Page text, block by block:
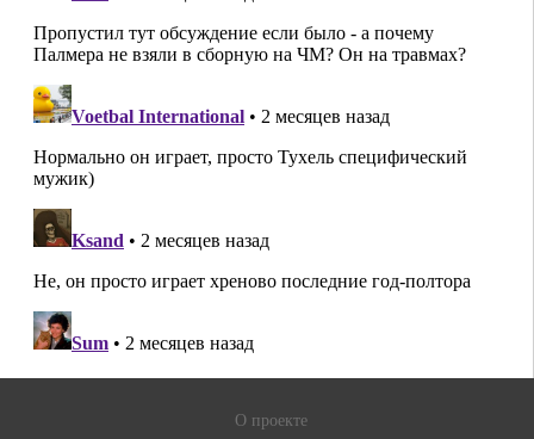
О проекте